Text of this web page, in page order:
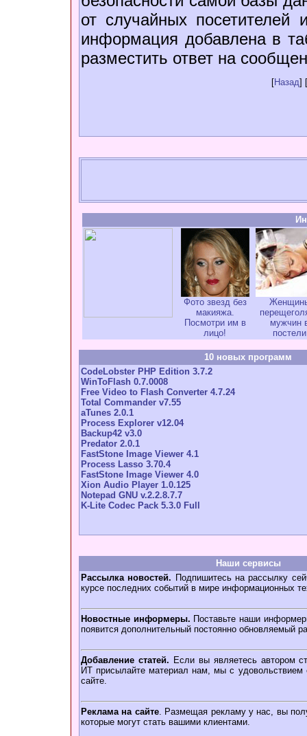
от случайных
информация добавлена в
разместить ответ на
[Назад] [
Фото звезд без
макияжа.
Посмотри им в
лицо!
мужчин
постели
10 новых программ
CodeLobster PHP Edition 3.7.2
WinToFlash 0.7.0008
Free Video to Flash Converter 4.7.24
Total Commander v7.55
aTunes 2.0.1
Process Explorer v12.04
Backup42 v3.0
Predator 2.0.1
FastStone Image Viewer 4.1
Process Lasso 3.70.4
FastStone Image Viewer 4.0
Xion Audio Player 1.0.125
Notepad GNU v.2.2.8.7.7
K-Lite Codec Pack 5.3.0 Full
Наши сервисы
Рассылка новостей. Подпишитесь на рассылку
курсе последних событий в мире информационных
Новостные информеры. Поставьте наши
появится дополнительный постоянно обновляемый
Добавление статей. Если вы являетесь автором
ИТ присылайте материал нам, мы с удовольствием
сайте.
Реклама на сайте. Размещая рекламу у нас, вы
которые могут стать вашими клиентами.